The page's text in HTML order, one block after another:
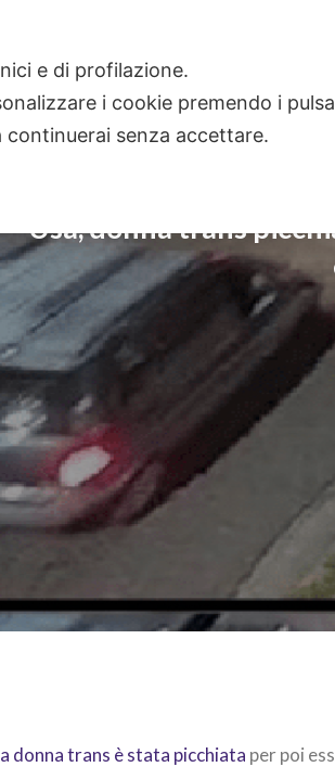
Usa, donna trans
donna trans è stata picchiata per poi
e di profilazione.
i cookie premendo i
senza accettare.